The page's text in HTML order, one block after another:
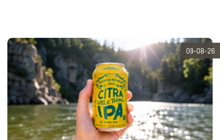
09-08-26